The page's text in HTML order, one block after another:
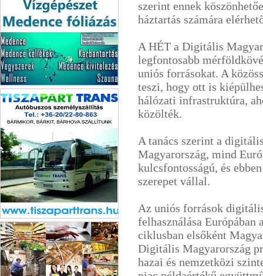
Balaton Pool Kft.
Uszodatechnika
Tiszapart Trans
szerint ennek
háztartás számára
A HÉT a Digitális
legfontosabb
uniós forrásokat. A
teszi, hogy ott is
hálózati infrastruktúra,
közölték.
A tanács szerint a
Magyarország, mind
kulcsfontosságú, és
szerepet vállal.
Az uniós források
felhasználása
ciklusban elsőként
Digitális Magyarország
hazai és nemzetközi